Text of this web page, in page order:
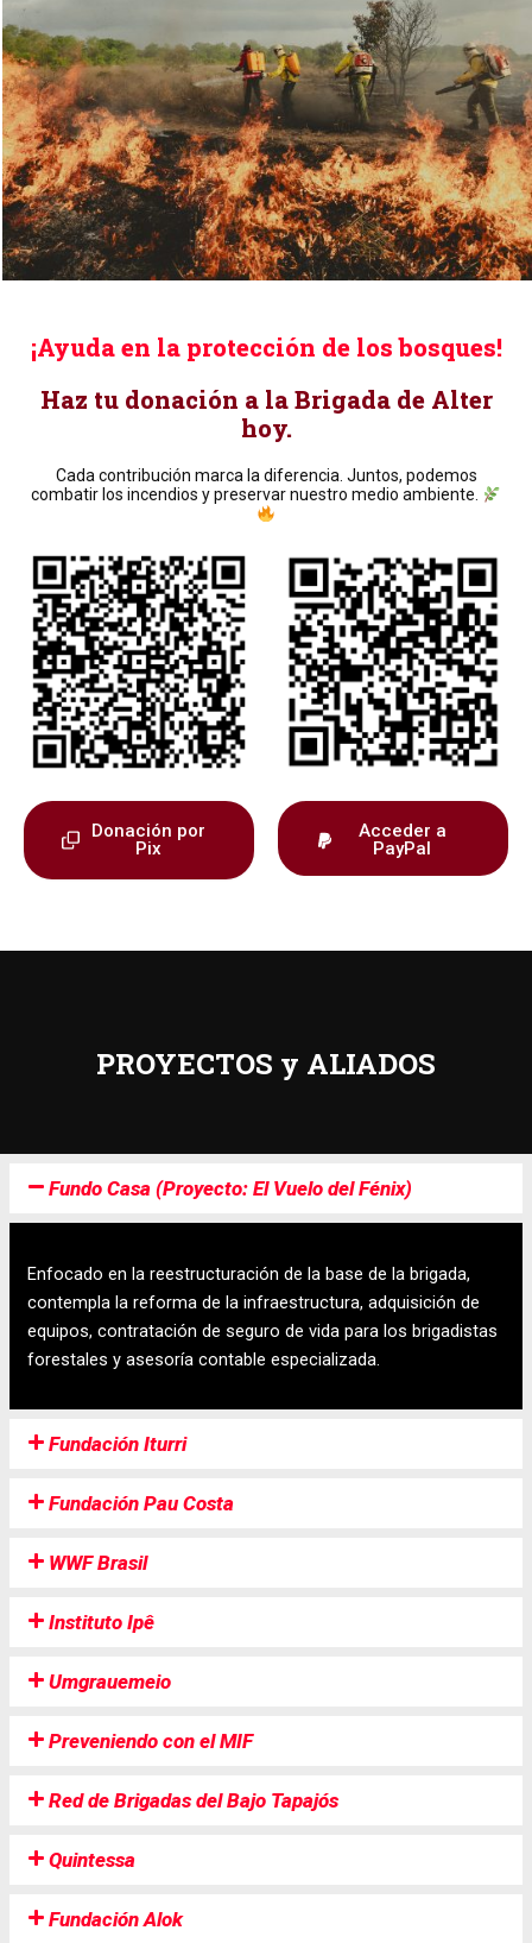
¡Ayuda en la protección de los bosques!
Haz tu donación a la Brigada de Alter
hoy.
Cada contribución marca la diferencia. Juntos, podemos
combatir los incendios y preservar nuestro medio ambiente.
Donación por
Pix
Acceder a
PayPal
PROYECTOS y ALIADOS
Fundo Casa (Proyecto: El Vuelo del Fénix)
Enfocado en la reestructuración de la base de la brigada,
contempla la reforma de la infraestructura, adquisición de
equipos, contratación de seguro de vida para los brigadistas
forestales y asesoría contable especializada.
Fundación Iturri
Fundación Pau Costa
WWF Brasil
Instituto Ipê
Umgrauemeio
Preveniendo con el MIF
Red de Brigadas del Bajo Tapajós
Quintessa
Fundación Alok